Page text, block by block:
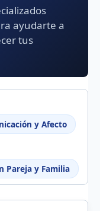
ayudarte a
tus
y Afecto
Pareja y Familia